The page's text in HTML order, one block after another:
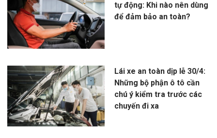
tự động: Khi nào nên dùng
để đảm bảo an toàn?
Lái xe an toàn dịp lễ 30/4:
Những bộ phận ô tô cần
chú ý kiểm tra trước các
chuyến đi xa